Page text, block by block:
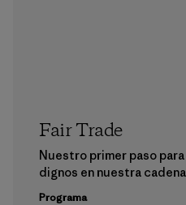
Fair Trade
Nuestro primer paso
dignos en nuestra
Programa